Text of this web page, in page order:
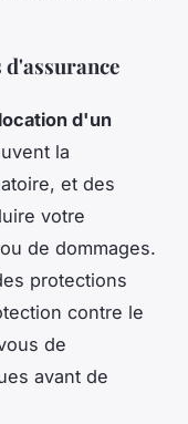
d'un
la
et des
votre
de dommages.
protections
contre le
de
avant de